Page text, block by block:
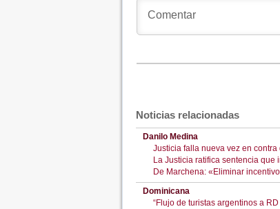
Noticias relacionadas
Danilo Medina
Justicia falla nueva vez en
La Justicia ratifica sentencia
De Marchena: «Eliminar
Dominicana
“Flujo de turistas argentinos a